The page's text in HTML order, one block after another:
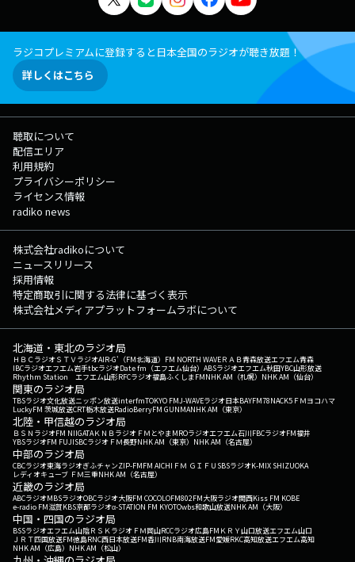
ラジコプレミアムに登録すると日本全国のラジオが聴き放題！
詳しくはこちら
聴取について
配信エリア
利用規約
プライバシーポリシー
ライセンス情報
radiko news
株式会社radikoについて
ニュースリリース
採用情報
特定商取引に関する法律に基づく表示
株式会社メディアプラットフォームラボについて
北海道・東北のラジオ局
ＨＢＣラジオＳＴＶラジオAIR-G'（FM北海道） FM NORTH WAVEＲＡＢ青森放送エフエム青森
IBCラジオエフエム岩手tbcラジオDate fm（エフエム仙台） ABSラジオエフエム秋田YBC山形放送
Rhythm Station エフエム山形RFCラジオ福島ふくしまFMNHK AM（札幌） NHK AM（仙台）
関東のラジオ局
TBSラジオ文化放送ニッポン放送interfmTOKYO FMJ-WAVEラジオ日本BAYFM78NACK5 ＦＭヨコハマ
LuckyFM 茨城放送CRT栃木放送RadioBerryFM GUNMANHK AM（東京）
北陸・甲信越のラジオ局
ＢＳＮラジオFM NIIGATAＫＮＢラジオ ＦＭとやまMROラジオエフエム石川FBCラジオFM福井
YBSラジオFM FUJISBCラジオ ＦＭ長野NHK AM（東京） NHK AM（名古屋）
中部のラジオ局
CBCラジオ東海ラジオぎふチャンZIP-FMFM AICHI ＦＭ ＧＩＦＵ SBSラジオK-MIX SHIZUOKA
レディオキューブ ＦＭ三重NHK AM（名古屋）
近畿のラジオ局
ABCラジオMBSラジオOBCラジオ大阪FM COCOLOFM802FM大阪ラジオ関西Kiss FM KOBE
e-radio FM滋賀KBS京都ラジオα-STATION FM KYOTOwbs和歌山放送NHK AM（大阪）
中国・四国のラジオ局
BSSラジオエフエム山陰ＲＳＫラジオ ＦＭ岡山RCCラジオ広島FM ＫＲＹ山口放送エフエム山口
ＪＲＴ四国放送FM徳島RNC西日本放送FM香川RNB南海放送FM愛媛RKC高知放送エフエム高知
NHK AM（広島） NHK AM（松山）